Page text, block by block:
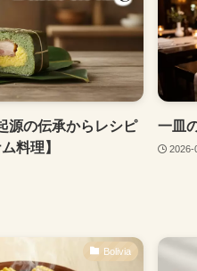
源の伝承からレシピ
料理】
一皿
2026-
Bolivia